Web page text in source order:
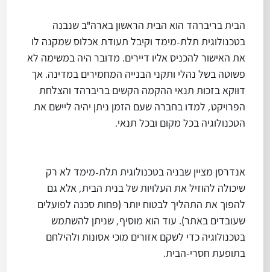
הבית בריברהד הוא הבית הראשון בארה"ב שנבנה
בטכנולוגית תלת-מימד וקיבל תעודת אכלוס שמקנה לו
את האישור להכניס אליו דיירים. מדובר היה במשימה לא
פשוטה בשל נהלי ותקני הבנייה המחמירים במדינה. אך
דווקא בזכות תנאי ההקמה הקשים בריברהד והצלחת
הפרויקט, למדו בחברה שעם הזמן ניתן יהיה ליישם את
הטכנולוגיה בכל מקום ובכל תנאי.
אנדרסן מציין שבניה בטכנולוגית תלת-מימד לא רק
שיכולה להוזיל את העלויות של בנית הבית, אלא גם
להפוך את התהליך לבטוח יותר (פחות סכנה לפועלים
שעובדים באתר). עוד הוא מוסיף, שניתן להשתמש
בטכנולוגיה כדי לשקם אזורים מוכי אסונות ולהילחם
בתופעת חסרי-הבית.